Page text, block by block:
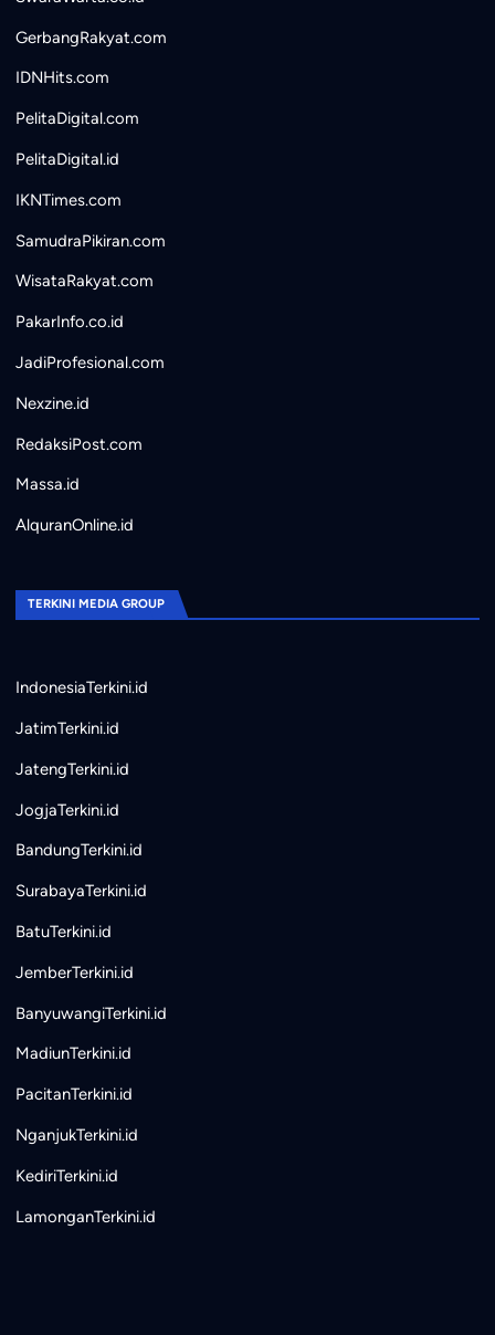
GerbangRakyat.com
IDNHits.com
PelitaDigital.com
PelitaDigital.id
IKNTimes.com
SamudraPikiran.com
WisataRakyat.com
PakarInfo.co.id
JadiProfesional.com
Nexzine.id
RedaksiPost.com
Massa.id
AlquranOnline.id
TERKINI MEDIA GROUP
IndonesiaTerkini.id
JatimTerkini.id
JatengTerkini.id
JogjaTerkini.id
BandungTerkini.id
SurabayaTerkini.id
BatuTerkini.id
JemberTerkini.id
BanyuwangiTerkini.id
MadiunTerkini.id
PacitanTerkini.id
NganjukTerkini.id
KediriTerkini.id
LamonganTerkini.id